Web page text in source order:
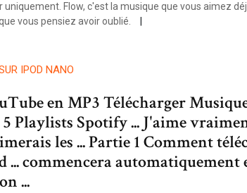
uniquement. Flow, c'est la musique que vous aimez
vous pensiez avoir oublié.
IPOD NANO
en MP3 Télécharger
Playlists Spotify ... J'aime
les ... Partie 1 Comment
... commencera
...